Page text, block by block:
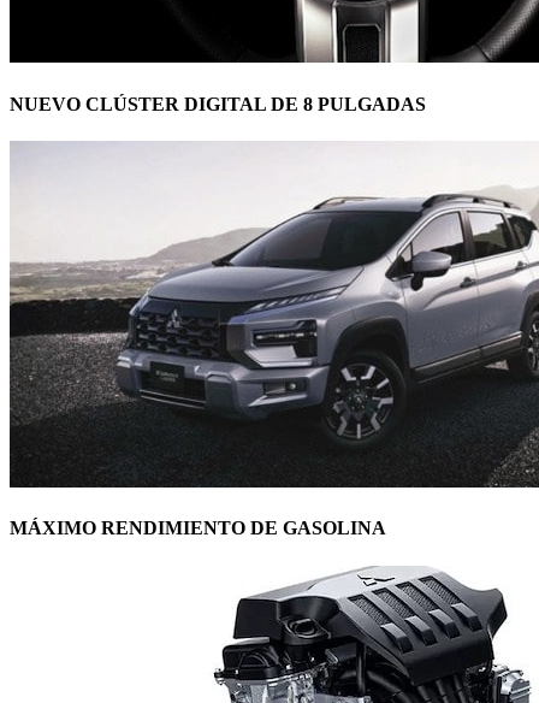
NUEVO CLÚSTER DIGITAL DE 8 PULGADAS
MÁXIMO RENDIMIENTO DE GASOLINA